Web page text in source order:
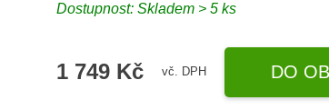
Dostupnost: Skladem > 5 ks
1 749 Kč vč. DPH DO